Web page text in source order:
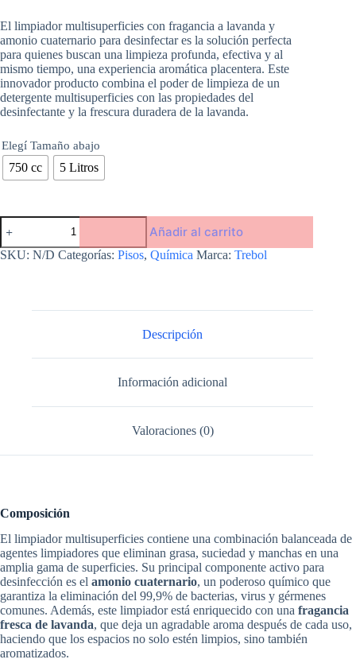
El limpiador multisuperficies con fragancia a lavanda y
amonio cuaternario para desinfectar es la solución perfecta
para quienes buscan una limpieza profunda, efectiva y al
mismo tiempo, una experiencia aromática placentera. Este
innovador producto combina el poder de limpieza de un
detergente multisuperficies con las propiedades del
desinfectante y la frescura duradera de la lavanda.
Elegí Tamaño abajo
750 cc 5 Litros
Limpiador
multisuperficies
Desinfectante
cantidad
Añadir al carrito
SKU: N/D Categorías: Pisos, Química Marca: Trebol
Descripción
Información adicional
Valoraciones (0)
Composición
El limpiador multisuperficies contiene una combinación balanceada de
agentes limpiadores que eliminan grasa, suciedad y manchas en una
amplia gama de superficies. Su principal componente activo para
desinfección es el amonio cuaternario, un poderoso químico que
garantiza la eliminación del 99,9% de bacterias, virus y gérmenes
comunes. Además, este limpiador está enriquecido con una fragancia
fresca de lavanda, que deja un agradable aroma después de cada uso,
haciendo que los espacios no solo estén limpios, sino también
aromatizados.